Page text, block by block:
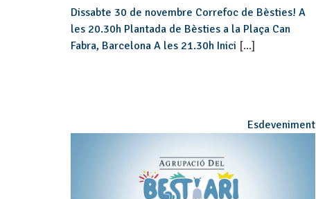
Dissabte 30 de novembre Correfoc de Bèsties! A
les 20.30h Plantada de Bèsties a la Plaça Can
Fabra, Barcelona A les 21.30h Inici [...]
Esdeveniment